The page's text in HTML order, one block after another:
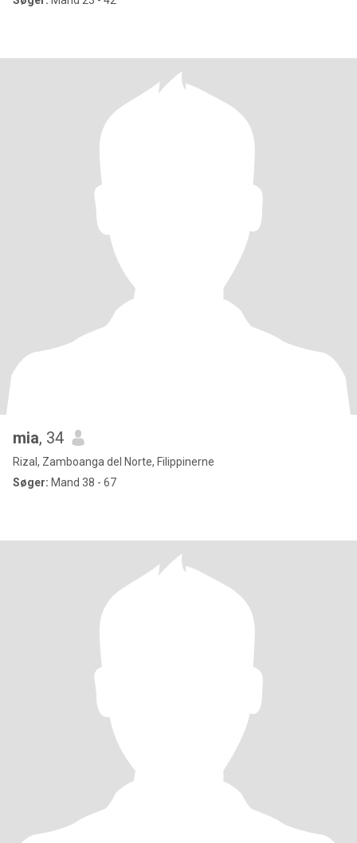
mia, 34
Rizal, Zamboanga del Norte, Filippinerne
Søger: Mand 38 - 67